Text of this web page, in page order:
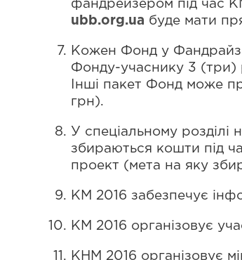
фандрейзером під час
ubb.org.ua буде мати
Кожен Фонд у
Фонду-учаснику 3 (три)
Інші пакет Фонд може
грн).
У спеціальному розділі
збираються кошти під
проект (мета на яку
KM 2016 забезпечує
KM 2016 організовує
KHM 2016 організовує